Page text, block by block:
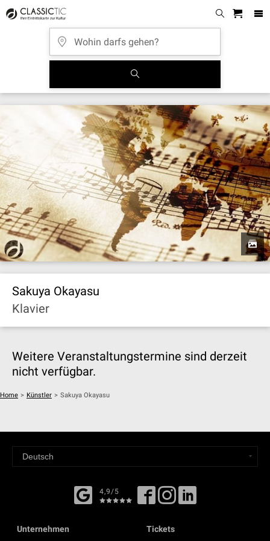
Sakuya Okayasu
Klavier
Weitere Veranstaltungstermine sind derzeit
nicht verfügbar.
Home > Künstler > Sakuya Okayasu
4,9/5
Unternehmen Tickets